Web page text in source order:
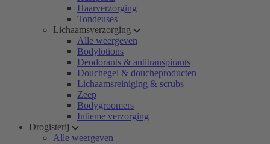
Haarverzorging
Tondeuses
Lichaamsverzorging
Alle weergeven
Bodylotions
Deodorants & antitranspirants
Douchegel & doucheproducten
Lichaamsreiniging & scrubs
Zeep
Bodygroomers
Intieme verzorging
Drogisterij
Alle weergeven